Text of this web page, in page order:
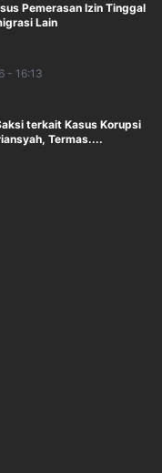
Pemerasan Izin Tinggal
Lain
- 16:13
terkait Kasus Korupsi
Termas....